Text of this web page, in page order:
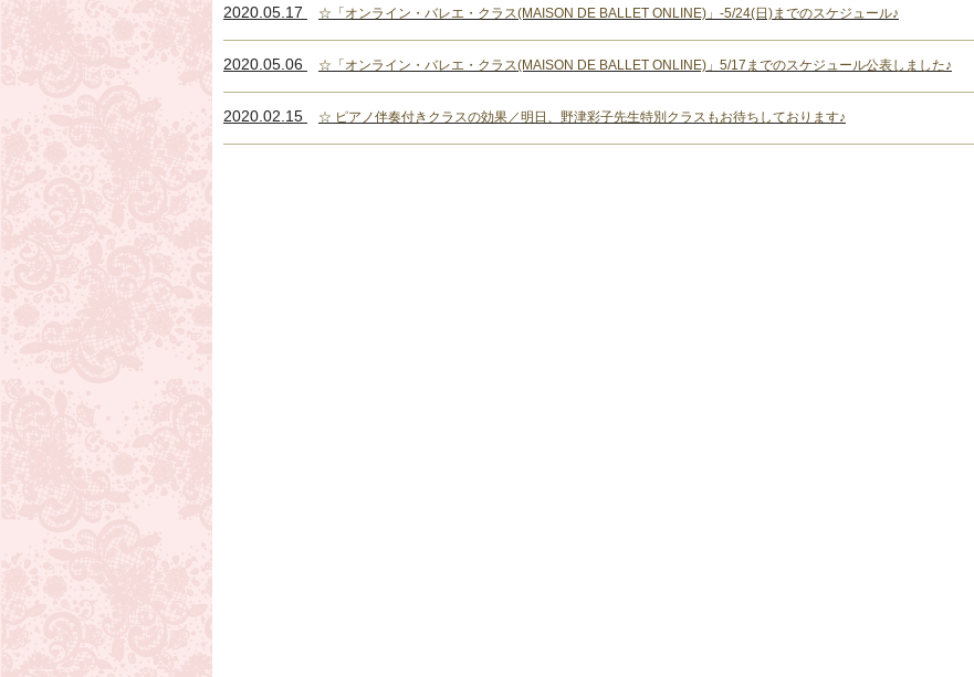
2020.05.17 ☆「オンライン・バレエ・クラス(MAISON DE BALLET ONLINE)」-5/24(日)までのスケジュール♪
2020.05.06 ☆「オンライン・バレエ・クラス(MAISON DE BALLET ONLINE)」5/17までのスケジュール公表しました♪
2020.02.15 ☆ ピアノ伴奏付きクラスの効果／明日、野津彩子先生特別クラスもお待ちしております♪